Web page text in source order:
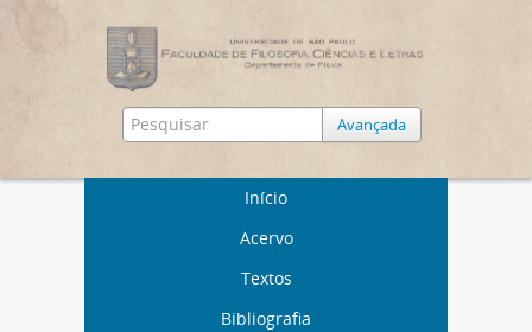
Avançada
Início
Acervo
Textos
Bibliografia